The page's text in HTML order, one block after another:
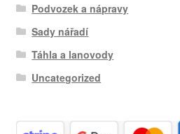
Podvozek a nápravy
Sady nářadí
Táhla a lanovody
Uncategorized